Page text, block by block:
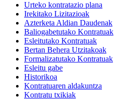
Urteko kontratazio plana
Irekitako Lizitazioak
Azterketa Aldian Daudenak
Baliogabetutako Kontratuak
Esleitutako Kontratuak
Bertan Behera Utzitakoak
Formalizatutako Kontratuak
Esleitu gabe
Historikoa
Kontratuaren aldakuntza
Kontratu txikiak